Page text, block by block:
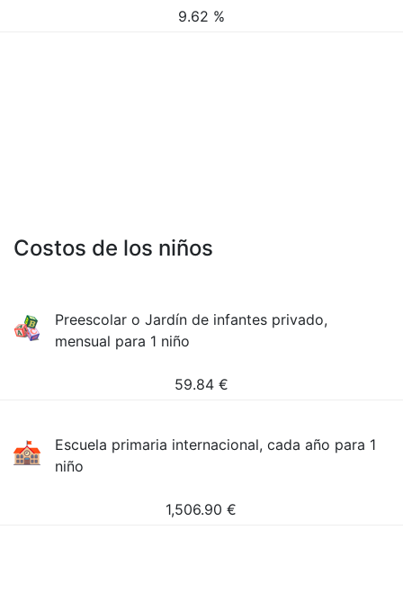
9.62 %
Costos de los niños
Preescolar o Jardín de infantes privado,
mensual para 1 niño
59.84 €
Escuela primaria internacional, cada año para 1
niño
1,506.90 €